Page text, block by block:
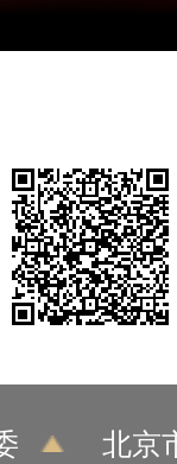
北京